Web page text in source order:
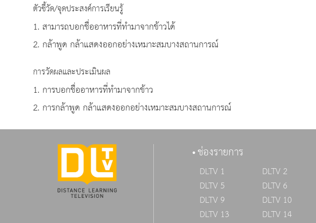
ตัวชี้วัด/จุดประสงค์การเรียนรู้
1. สามารถบอกชื่ออาหารที่ทำมาจากข้าวได้
2. กล้าพูด กล้าแสดงออกอย่างเหมาะสมบางสถานการณ์
การวัดผลและประเมินผล
1. การบอกชื่ออาหารที่ทำมาจากข้าว
2. การกล้าพูด กล้าแสดงออกอย่างเหมาะสมบางสถานการณ์
ช่องรายการ
DLTV 1 DLTV 2
DLTV 5
DLTV 6
DLTV 9
DLTV 10
DLTV 13
DLTV 14